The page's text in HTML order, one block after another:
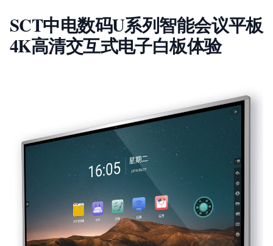
SCT中电数码U系列智能会议平板
4K高清交互式电子白板体验